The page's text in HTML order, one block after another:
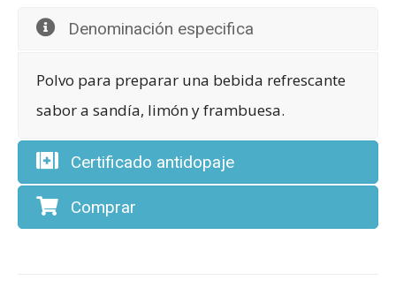
Denominación especifica
Polvo para preparar una bebida refrescante
sabor a sandía, limón y frambuesa.
Certificado antidopaje
Comprar